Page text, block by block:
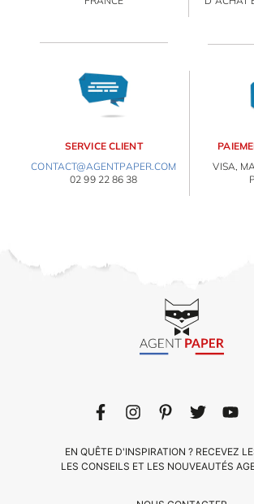
SERVICE CLIENT
CONTACT@AGENTPAPER.COM
02 99 22 86 38
VISA,
EN QUÊTE D'INSPIRATION ? RECEVEZ
LES CONSEILS ET LES NOUVEAUTÉS